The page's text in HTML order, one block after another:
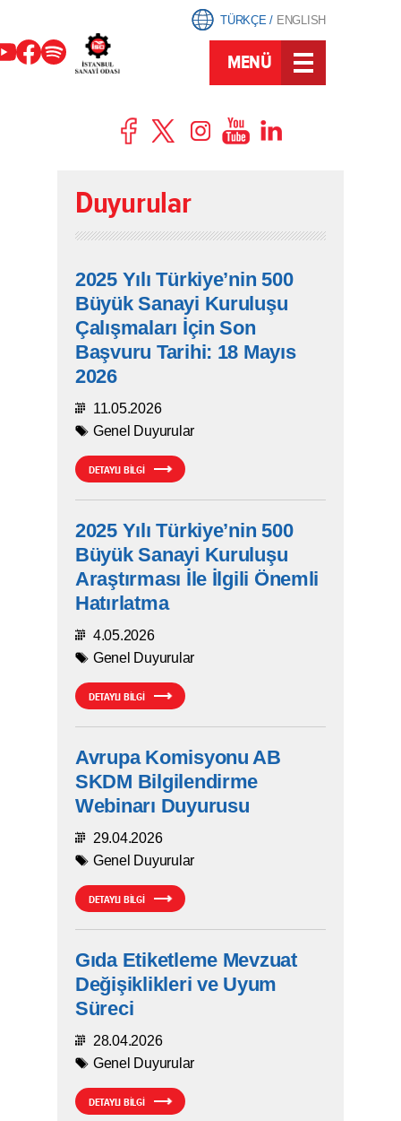
TÜRKÇE/ ENGLISH
MENÜ
Duyurular
2025 Yılı Türkiye’nin 500
Büyük Sanayi Kuruluşu
Çalışmaları İçin Son
Başvuru Tarihi: 18 Mayıs
2026
11.05.2026
Genel Duyurular
DETAYLI BİLGİ
2025 Yılı Türkiye’nin 500
Büyük Sanayi Kuruluşu
Araştırması İle İlgili Önemli
Hatırlatma
4.05.2026
Genel Duyurular
DETAYLI BİLGİ
Avrupa Komisyonu AB
SKDM Bilgilendirme
Webinarı Duyurusu
29.04.2026
Genel Duyurular
DETAYLI BİLGİ
Gıda Etiketleme Mevzuat
Değişiklikleri ve Uyum
Süreci
28.04.2026
Genel Duyurular
DETAYLI BİLGİ